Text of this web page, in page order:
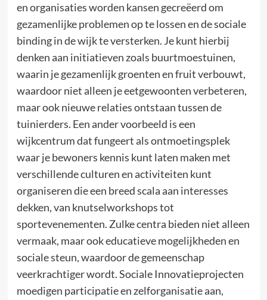
en organisaties worden kansen gecreëerd om
gezamenlijke problemen op te lossen en de sociale
binding in de wijk te versterken. Je kunt hierbij
denken aan initiatieven zoals buurtmoestuinen,
waarin je gezamenlijk groenten en fruit verbouwt,
waardoor niet alleen je eetgewoonten verbeteren,
maar ook nieuwe relaties ontstaan tussen de
tuinierders. Een ander voorbeeld is een
wijkcentrum dat fungeert als ontmoetingsplek
waar je bewoners kennis kunt laten maken met
verschillende culturen en activiteiten kunt
organiseren die een breed scala aan interesses
dekken, van knutselworkshops tot
sportevenementen. Zulke centra bieden niet alleen
vermaak, maar ook educatieve mogelijkheden en
sociale steun, waardoor de gemeenschap
veerkrachtiger wordt. Sociale Innovatieprojecten
moedigen participatie en zelforganisatie aan,